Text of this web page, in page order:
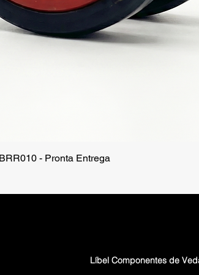
Visualização rápida
- Pronta Entrega
Líbel Componentes de